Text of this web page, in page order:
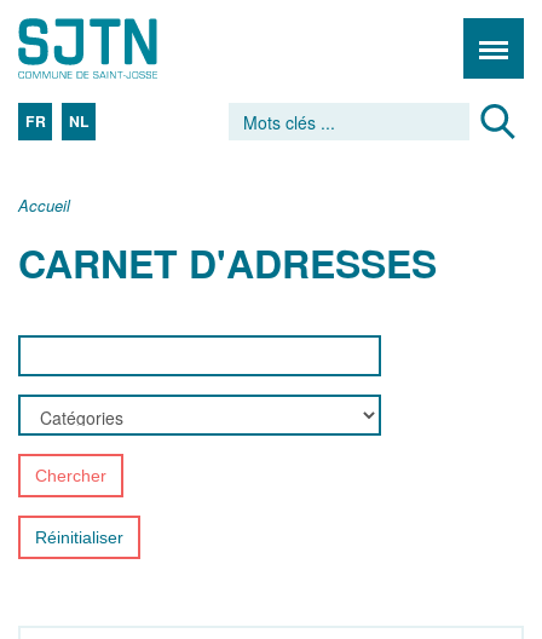
FR NL
Accueil
CARNET D'ADRESSES
Chercher
Réinitialiser